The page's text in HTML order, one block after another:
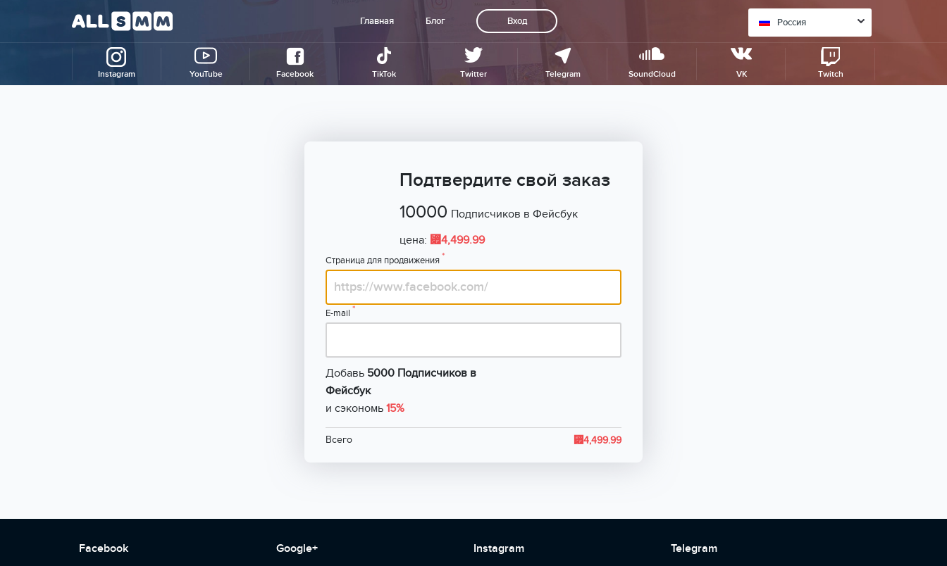
Главная Блог Вход Россия
Instagram YouTube Facebook TikTok Twitter Telegram SoundCloud VK Twitch
Подтвердите свой заказ
10000 Подписчиков в Фейсбук
цена: ⃏4,499.99
Страница для продвижения*
E-mail *
Добавь 5000 Подписчиков в
Фейсбук
и сэкономь 15%
Всего ⃏4,499.99
Facebook Google+ Instagram Telegram